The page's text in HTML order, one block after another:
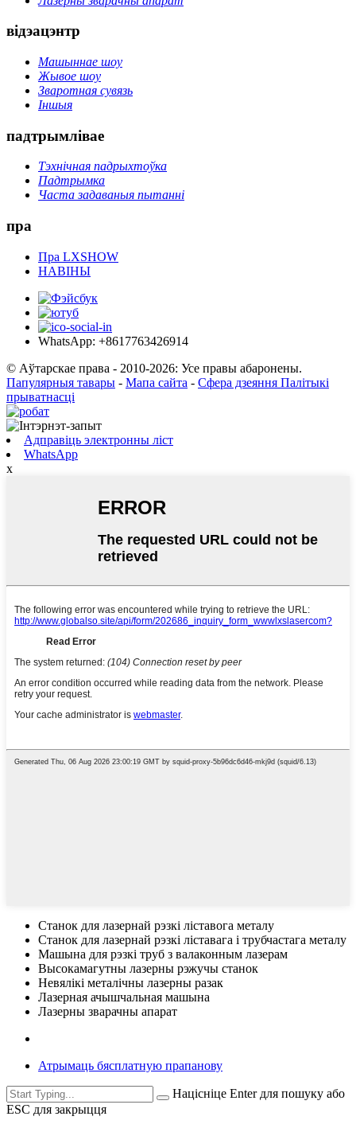
відэацэнтр
Машыннае шоу
Жывое шоу
Зваротная сувязь
Іншыя
падтрымлівае
Тэхнічная падрыхтоўка
Падтрымка
Часта задаваныя пытанні
пра
Пра LXSHOW
НАВІНЫ
WhatsApp: +8617763426914
© Аўтарскае права - 2010-2026: Усе правы абаронены.
Папулярныя тавары - Мапа сайта - Сфера дзеяння Палітыкі
прыватнасці
Адправіць электронны ліст
WhatsApp
x
Станок для лазернай рэзкі ліставога металу
Станок для лазернай рэзкі ліставага і трубчастага металу
Машына для рэзкі труб з валаконным лазерам
Высокамагутны лазерны рэжучы станок
Невялікі металічны лазерны разак
Лазерная ачышчальная машына
Лазерны зварачны апарат
Атрымаць бясплатную прапанову
Націсніце Enter для пошуку або
ESC для закрыцця